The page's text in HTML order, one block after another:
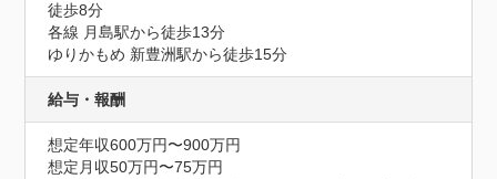
徒歩8分
各線 月島駅から徒歩13分
ゆりかもめ 新豊洲駅から徒歩15分
給与・報酬
想定年収600万円〜900万円
想定月収50万円〜75万円